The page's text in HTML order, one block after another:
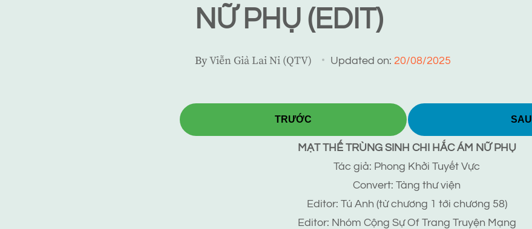
NỮ PHỤ (EDIT)
ByViễn Giả Lai Ni (QTV) Updated on: 20/08/2025
TRƯỚC SAU
MẠT THẾ TRÙNG SINH CHI HẮC ÁM NỮ PHỤ
Tác giả: Phong Khởi Tuyết Vực
Convert: Tàng thư viện
Editor: Tú Anh (từ chương 1 tới chương 58)
Editor: Nhóm Cộng Sự Of Trang Truyện Mạng